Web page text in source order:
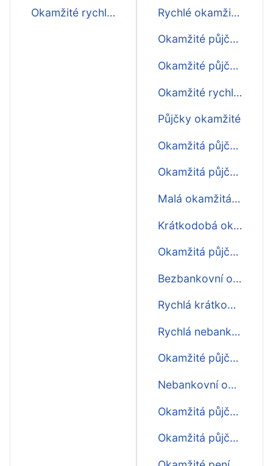
Okamžité rychlé půjčky online Rychlé okamžité půjčky
Okamžité půjčky do výplaty
Okamžité půjčky před výplatou
Okamžité rychlo půjčky
Půjčky okamžité
Okamžitá půjčka do 15 minut
Okamžitá půjčka do 10 minut
Malá okamžitá půjčka
Krátkodobá okamžitá půjčka ihned
Okamžitá půjčka ještě dnes
Bezbankovní okamžitá půjčka
Rychlá krátkodobá okamžitá půjčka před výplatou
Rychlá nebankovní okamžitá půjčka
Okamžité půjčky do výplaty první zdarma
Nebankovní okamžitá půjčka ihned na účet
Okamžitá půjčka o víkendu ihned na účet
Okamžitá půjčka online ihned na účet